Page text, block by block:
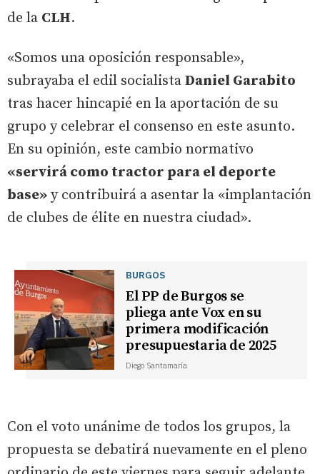
de la CLH.
«Somos una oposición responsable»,
subrayaba el edil socialista Daniel Garabito
tras hacer hincapié en la aportación de su
grupo y celebrar el consenso en este asunto.
En su opinión, este cambio normativo
«servirá como tractor para el deporte
base» y contribuirá a asentar la «implantación
de clubes de élite en nuestra ciudad».
BURGOS
El PP de Burgos se
pliega ante Vox en su
primera modificación
presupuestaria de 2025
Diego Santamaría
Con el voto unánime de todos los grupos, la
propuesta se debatirá nuevamente en el pleno